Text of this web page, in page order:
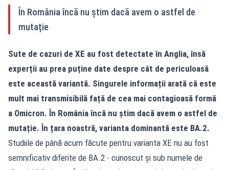
În România încă nu știm dacă avem o astfel de
mutație
Sute de cazuri de XE au fost detectate în Anglia, însă
experții au prea puține date despre cât de periculoasă
este această variantă. Singurele informații arată că este
mult mai transmisibilă față de cea mai contagioasă formă
a Omicron. În România încă nu știm dacă avem o astfel de
mutație. În țara noastră, varianta dominantă este BA.2.
Studiile de până acum făcute pentru varianta XE nu au fost
semnificativ diferite de BA.2 - cunoscut și sub numele de